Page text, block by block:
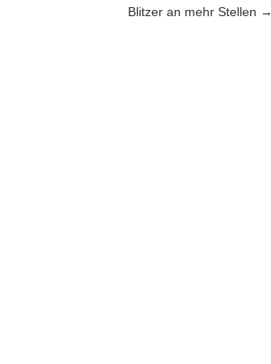
Blitzer an mehr Stellen →